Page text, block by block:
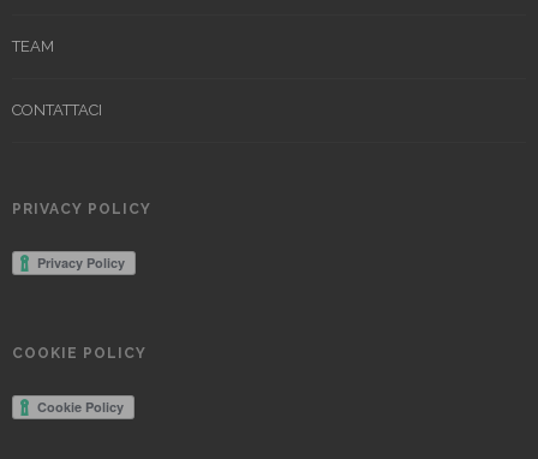
TEAM
CONTATTACI
PRIVACY POLICY
COOKIE POLICY